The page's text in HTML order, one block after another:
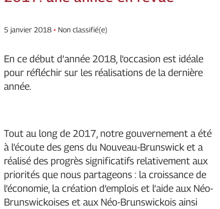
5 janvier 2018 • Non classifié(e)
En ce début d’année 2018, l’occasion est idéale
pour réfléchir sur les réalisations de la dernière
année.
Tout au long de 2017, notre gouvernement a été
à l’écoute des gens du Nouveau-Brunswick et a
réalisé des progrès significatifs relativement aux
priorités que nous partageons : la croissance de
l’économie, la création d’emplois et l’aide aux Néo-
Brunswickoises et aux Néo-Brunswickois ainsi